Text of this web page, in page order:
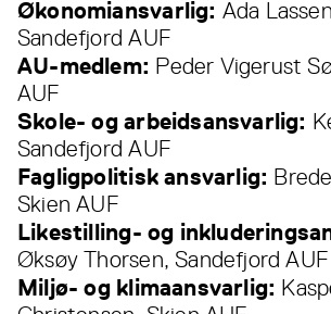
Økonomiansvarlig: Ada
Sandefjord AUF
AU-medlem: Peder Vigerust
AUF
Skole- og arbeidsansvarlig:
Sandefjord AUF
Fagligpolitisk ansvarlig:
Skien AUF
Likestilling- og
Øksøy Thorsen, Sandefjord AUF
Miljø- og klimaansvarlig: